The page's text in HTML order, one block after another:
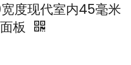
度现代室内45毫米
板